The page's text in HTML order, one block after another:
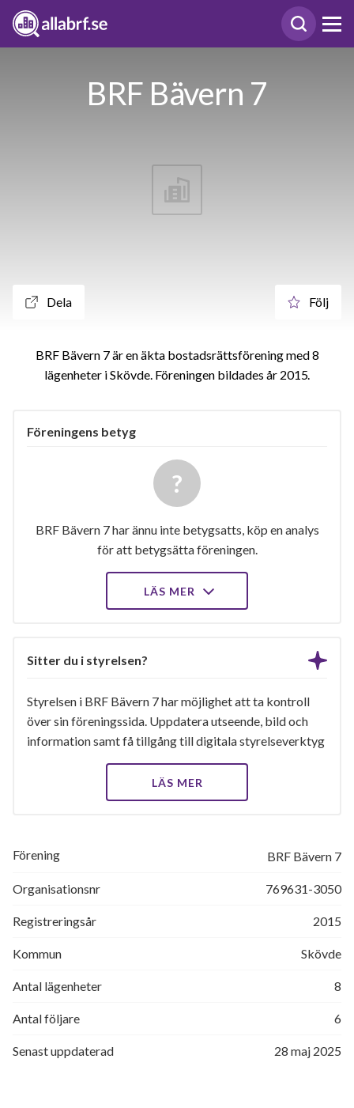
BRF Bävern 7
Dela Följ
BRF Bävern 7 är en äkta bostadsrättsförening med 8
lägenheter i Skövde. Föreningen bildades år 2015
Föreningens betyg
BRF Bävern 7 har ännu inte betygsatts, köp en analys
för att betygsätta föreningen.
LÄS MER
Sitter du i styrelsen?
Styrelsen i BRF Bävern 7 har möjlighet att ta kontroll
över sin föreningssida. Uppdatera utseende, bild och
information samt få tillgång till digitala styrelseverktyg
LÄS MER
Förening BRF Bävern 7
Organisationsnr 769631-3050
Registreringsår 2015
Kommun Skövde
Antal lägenheter 8
Antal följare 6
Senast uppdaterad 28 maj 2025